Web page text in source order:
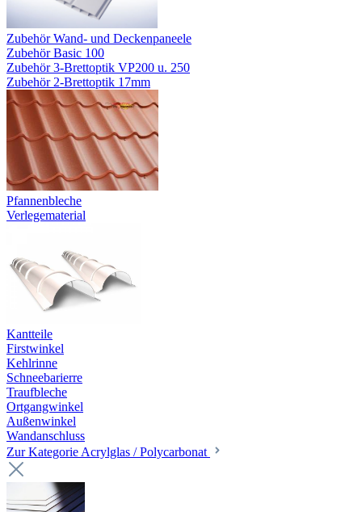
Zubehör Wand- und Deckenpaneele
Zubehör Basic 100
Zubehör 3-Brettoptik VP200 u. 250
Zubehör 2-Brettoptik 17mm
Pfannenbleche
Verlegematerial
Kantteile
Firstwinkel
Kehlrinne
Schneebarierre
Traufbleche
Ortgangwinkel
Außenwinkel
Wandanschluss
Zur Kategorie Acrylglas / Polycarbonat